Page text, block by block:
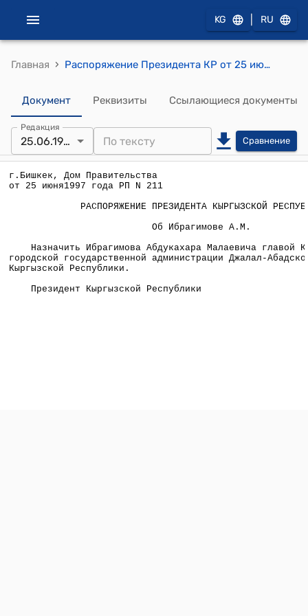
KG RU
Главная › Распоряжение Президента КР от 25 июня 1997 года РП №211
Документ Реквизиты Ссылающиеся документы
Редакция
25.06.1997 Сравнение